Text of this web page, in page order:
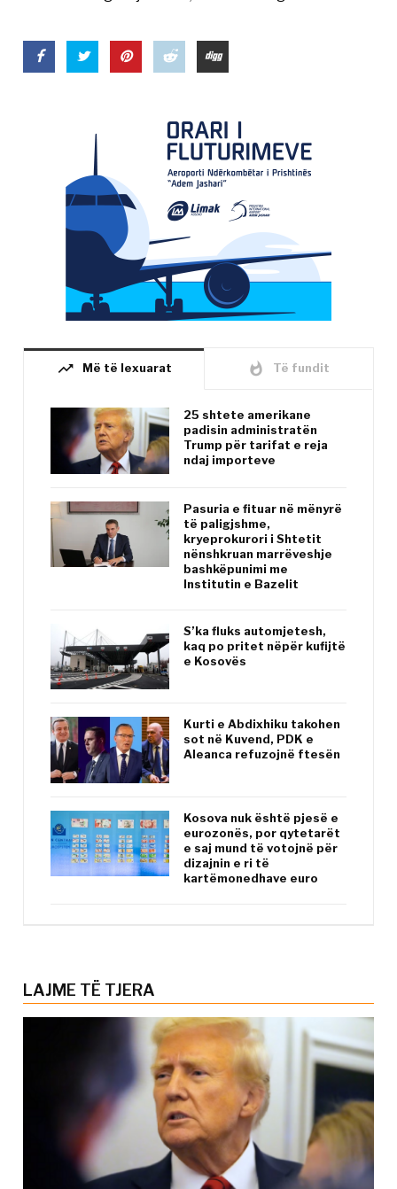
trending_up Më të lexuarat whatshot Të fundit
25 shtete amerikane
padisin administratën
Trump për tarifat e reja
ndaj importeve
Pasuria e fituar në mënyrë
të paligjshme,
kryeprokurori i Shtetit
nënshkruan marrëveshje
bashkëpunimi me
Institutin e Bazelit
S’ka fluks automjetesh,
kaq po pritet nëpër kufijtë
e Kosovës
Kurti e Abdixhiku takohen
sot në Kuvend, PDK e
Aleanca refuzojnë ftesën
Kosova nuk është pjesë e
eurozonës, por qytetarët
e saj mund të votojnë për
dizajnin e ri të
kartëmonedhave euro
LAJME TË TJERA